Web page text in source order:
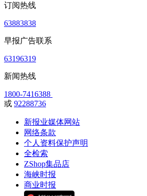
订阅热线
63883838
早报广告联系
63196319
新闻热线
1800-7416388
或 92288736
新报业媒体网站
网络条款
个人资料保护声明
全检索
ZShop集品店
海峡时报
商业时报